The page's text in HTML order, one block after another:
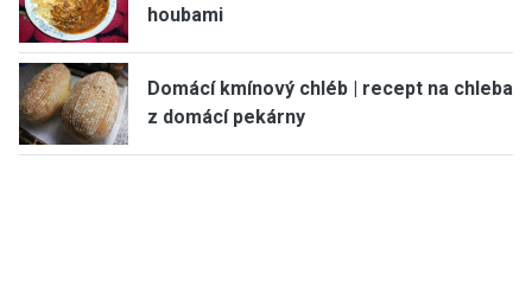
houbami
Domácí kmínový chléb | recept na chleba
z domácí pekárny